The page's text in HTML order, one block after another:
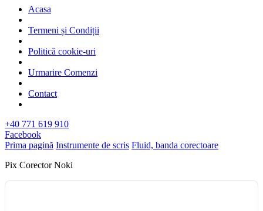
Acasa
Termeni și Condiții
Politică cookie-uri
Urmarire Comenzi
Contact
+40 771 619 910
Facebook
Prima pagină Instrumente de scris Fluid, banda corectoare
Pix Corector Noki